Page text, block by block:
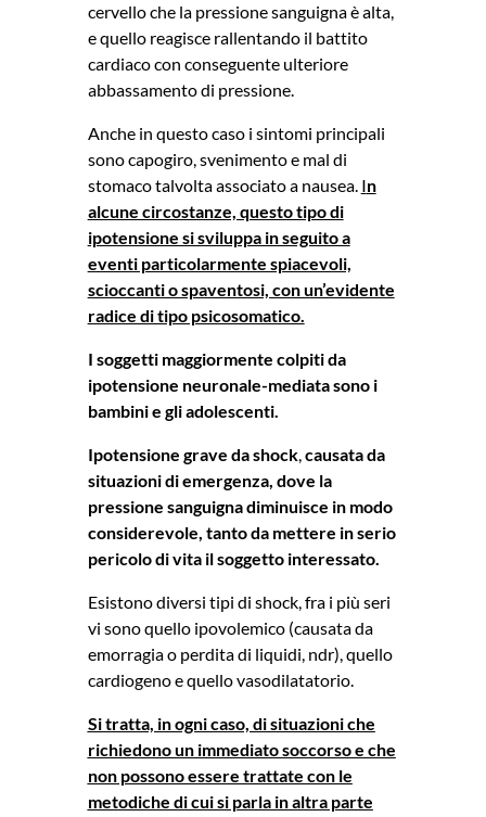
cervello che la pressione sanguigna è alta,
e quello reagisce rallentando il battito
cardiaco con conseguente ulteriore
abbassamento di pressione.
Anche in questo caso i sintomi principali
sono capogiro, svenimento e mal di
stomaco talvolta associato a nausea. In
alcune circostanze, questo tipo di
ipotensione si sviluppa in seguito a
eventi particolarmente spiacevoli,
scioccanti o spaventosi, con un’evidente
radice di tipo psicosomatico.
I soggetti maggiormente colpiti da
ipotensione neuronale-mediata sono i
bambini e gli adolescenti.
Ipotensione grave da shock,causata da
situazioni di emergenza, dove la
pressione sanguigna diminuisce in modo
considerevole, tanto da mettere in serio
pericolo di vita il soggetto interessato.
Esistono diversi tipi di shock, fra i più seri
vi sono quello ipovolemico (causata da
emorragia o perdita di liquidi, ndr), quello
cardiogeno e quello vasodilatatorio.
Si tratta, in ogni caso, di situazioni che
richiedono un immediato soccorso e che
non possono essere trattate con le
metodiche di cui si parla in altra parte